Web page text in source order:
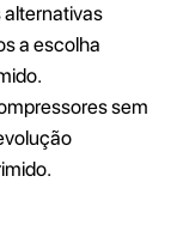
alternativas
a escolha
sem